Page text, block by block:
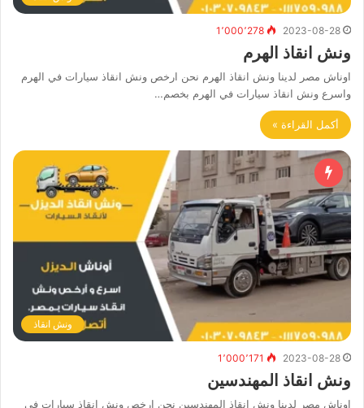
2023-08-28 1٬000٬278
ونش انقاذ الهرم
اوناش مصر لدينا ونش انقاذ الهرم نحن ارخص ونش انقاذ سيارات في الهرم
واسرع ونش انقاذ سيارات في الهرم بخصم…
أكمل القراءة »
ونش انقاذ
2023-08-28 1٬000٬171
ونش انقاذ المهندسين
اوناش مصر لدينا ونش انقاذ المهندسين نحن ارخص ونش انقاذ سيارات في